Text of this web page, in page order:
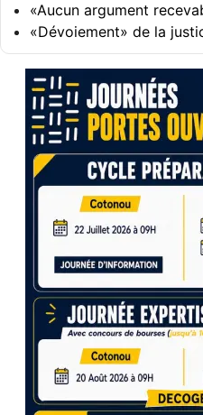
«Aucun argument
«Dévoiement» de la